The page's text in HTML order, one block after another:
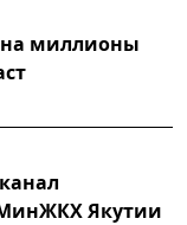
миллионы
МинЖКХ Якутии